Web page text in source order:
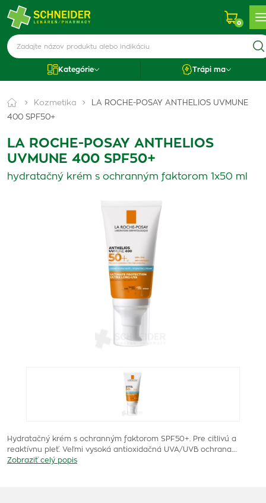
0
Kategórie Trápi ma
Kozmetika
LA ROCHE-POSAY ANTHELIOS UVMUNE
400 SPF50+
LA ROCHE-POSAY ANTHELIOS
UVMUNE 400 SPF50+
hydratačný krém s ochranným faktorom 1x50 ml
Hydratačný krém s ochranným faktorom SPF50+. Pre citlivú a
reaktívnu pleť. Veľmi vysoká antioxidačná UVA/UVB ochrana.…
Zobraziť celý popis